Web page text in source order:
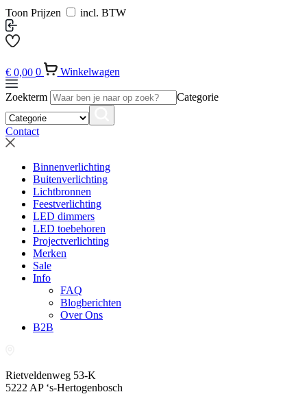
Toon Prijzen incl. BTW
€ 0,00 0 Winkelwagen
Zoekterm Categorie
Contact
Binnenverlichting
Buitenverlichting
Lichtbronnen
Feestverlichting
LED dimmers
LED toebehoren
Projectverlichting
Merken
Sale
Info
FAQ
Blogberichten
Over Ons
B2B
Rietveldenweg 53-K
5222 AP ‘s-Hertogenbosch